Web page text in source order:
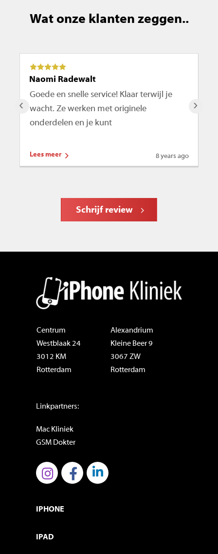
Wat onze klanten zeggen..
Goede en snelle service! Klaar terwijl je
wacht. Ze werken met originele
onderdelen en je kunt
Lees meer
Naomi Radewalt
8 years ago
‹ ›
Schrijf review
Centrum
Westblaak 24
3012 KM
Rotterdam
Alexandrium
Kleine Beer 9
3067 ZW
Rotterdam
Linkpartners:
Mac Kliniek
GSM Dokter
IPHONE
IPAD